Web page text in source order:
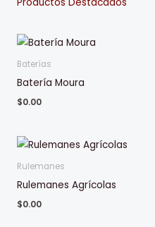
Productos Destacados
Baterías
Batería Moura
$0.00
Rulemanes
Rulemanes Agrícolas
$0.00